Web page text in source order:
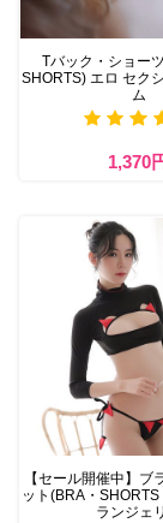
Tバック・ショー
SHORTS) エロ セク
ム
1,370
【セール開催中】ブ
ット(BRA・SHORTS
ランジェ